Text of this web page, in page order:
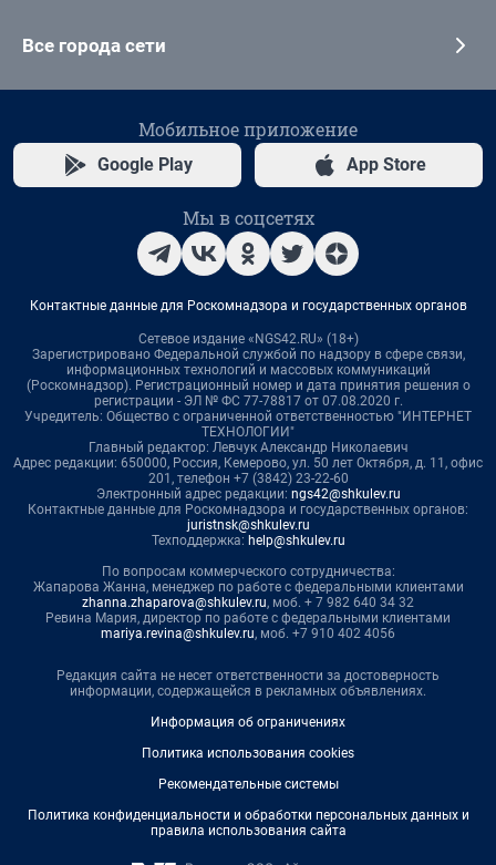
Все города сети
Мобильное приложение
Google Play App Store
Мы в соцсетях
Контактные данные для Роскомнадзора и государственных органов
Сетевое издание «NGS42.RU» (18+)
Зарегистрировано Федеральной службой по надзору в сфере связи,
информационных технологий и массовых коммуникаций
(Роскомнадзор). Регистрационный номер и дата принятия решения о
регистрации - ЭЛ № ФС 77-78817 от 07.08.2020 г.
Учредитель: Общество с ограниченной ответственностью "ИНТЕРНЕТ
ТЕХНОЛОГИИ"
Главный редактор: Левчук Александр Николаевич
Адрес редакции: 650000, Россия, Кемерово, ул. 50 лет Октября, д. 11, офис
201, телефон +7 (3842) 23-22-60
Электронный адрес редакции: ngs42@shkulev.ru
Контактные данные для Роскомнадзора и государственных органов:
juristnsk@shkulev.ru
Техподдержка: help@shkulev.ru
По вопросам коммерческого сотрудничества:
Жапарова Жанна, менеджер по работе с федеральными клиентами
zhanna.zhaparova@shkulev.ru, моб. + 7 982 640 34 32
Ревина Мария, директор по работе с федеральными клиентами
mariya.revina@shkulev.ru, моб. +7 910 402 4056
Редакция сайта не несет ответственности за достоверность
информации, содержащейся в рекламных объявлениях.
Информация об ограничениях
Политика использования cookies
Рекомендательные системы
Политика конфиденциальности и обработки персональных данных и
правила использования сайта